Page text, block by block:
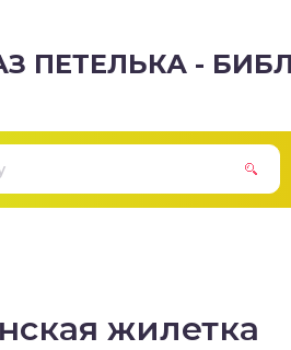
ПЕТЕЛЬКА -
жилетка